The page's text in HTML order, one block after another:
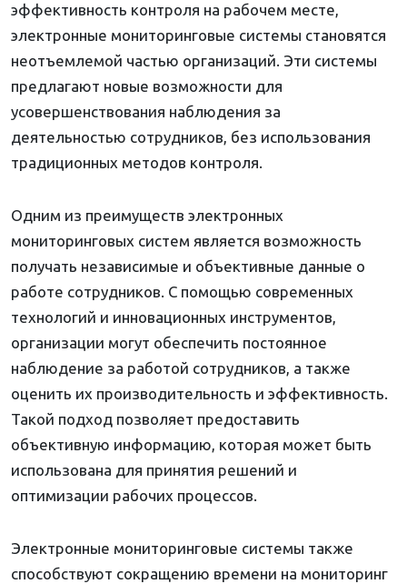
эффективность контроля на рабочем месте,
электронные мониторинговые системы становятся
неотъемлемой частью организаций. Эти системы
предлагают новые возможности для
усовершенствования наблюдения за
деятельностью сотрудников, без использования
традиционных методов контроля.
Одним из преимуществ электронных
мониторинговых систем является возможность
получать независимые и объективные данные о
работе сотрудников. С помощью современных
технологий и инновационных инструментов,
организации могут обеспечить постоянное
наблюдение за работой сотрудников, а также
оценить их производительность и эффективность.
Такой подход позволяет предоставить
объективную информацию, которая может быть
использована для принятия решений и
оптимизации рабочих процессов.
Электронные мониторинговые системы также
способствуют сокращению времени на мониторинг